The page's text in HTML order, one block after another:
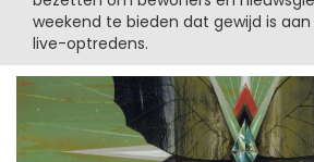
weekend te bieden dat gewijd is
live-optredens.